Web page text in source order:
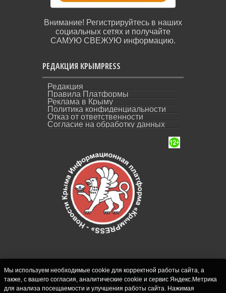
Внимание! Регистрируйтесь в наших
социальных сетях и получайте
САМУЮ СВЕЖУЮ информацию.
РЕДАКЦИЯ КРЫМPRESS
Редакция
Правила Платформы
Реклама в Крыму
Политика конфиденциальности
Отказ от ответственности
Согласие на обработку данных
СИ "Новости Крыма - КрымPRESS".
Мы используем необходимые cookie для корректной работы сайта, а
также, с вашего согласия, аналитические cookie и сервис Яндекс.Метрика
для анализа посещаемости и улучшения работы сайта. Нажимая